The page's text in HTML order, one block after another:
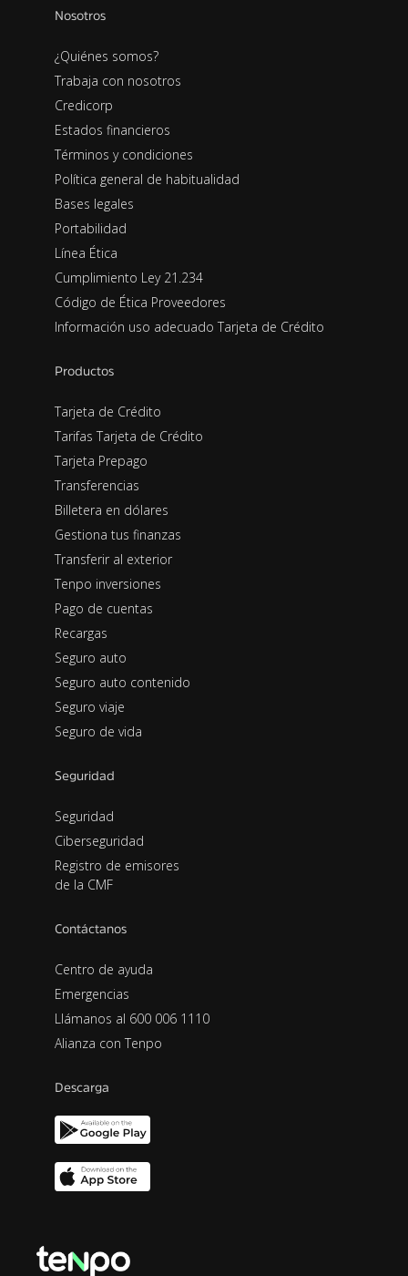
Nosotros
¿Quiénes somos?
Trabaja con nosotros
Credicorp
Estados financieros
Términos y condiciones
Política general de habitualidad
Bases legales
Portabilidad
Línea Ética
Cumplimiento Ley 21.234
Código de Ética Proveedores
Información uso adecuado Tarjeta de Crédito
Productos
Tarjeta de Crédito
Tarifas Tarjeta de Crédito
Tarjeta Prepago
Transferencias
Billetera en dólares
Gestiona tus finanzas
Transferir al exterior
Tenpo inversiones
Pago de cuentas
Recargas
Seguro auto
Seguro auto contenido
Seguro viaje
Seguro de vida
Seguridad
Seguridad
Ciberseguridad
Registro de emisores
de la CMF
Contáctanos
Centro de ayuda
Emergencias
Llámanos al 600 006 1110
Alianza con Tenpo
Descarga